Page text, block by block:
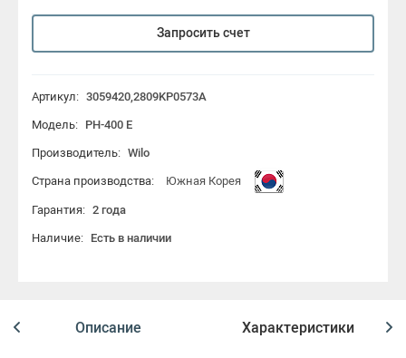
Артикул: 3059420,2809KP0573A
Модель: PH-400 E
Производитель: Wilo
Страна производства: Южная Корея
Гарантия: 2 года
Наличие: Есть в наличии
Запросить счет
Описание Характеристики